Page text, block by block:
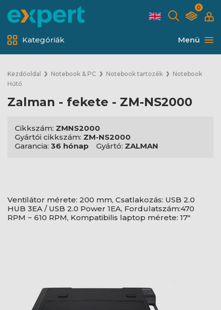
0
Menü
Kategóriák
Kezdőoldal Notebook & PC Notebook tartozék
Notebook
Hűtő
Zalman - fekete - ZM-NS2000
Cikkszám: ZMNS2000
Gyártói cikkszám: ZM-NS2000
Garancia: 36 hónap Gyártó: ZALMAN
Ventilátor mérete: 200 mm, Csatlakozás: USB 2.0
HUB 3EA / USB 2.0 Power 1EA, Fordulatszám:470
RPM ~ 610 RPM, Kompatibilis laptop mérete: 17"